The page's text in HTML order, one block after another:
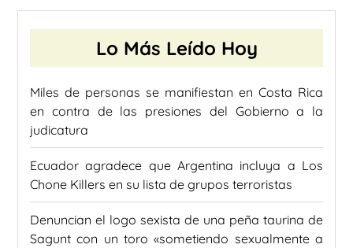
Lo Más Leído Hoy
Miles de personas se manifiestan en Costa Rica
en contra de las presiones del Gobierno a la
judicatura
Ecuador agradece que Argentina incluya a Los
Chone Killers en su lista de grupos terroristas
Denuncian el logo sexista de una peña taurina de
Sagunt con un toro «sometiendo sexualmente a